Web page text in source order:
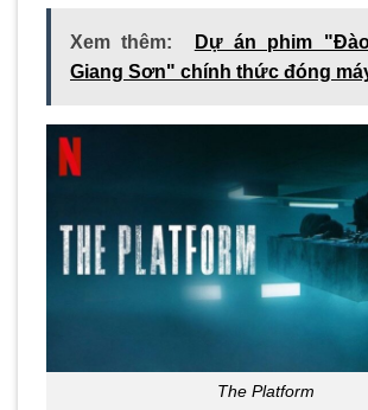
Xem thêm:
Dự án phim
Giang Sơn" chính thức đóng
The Platform